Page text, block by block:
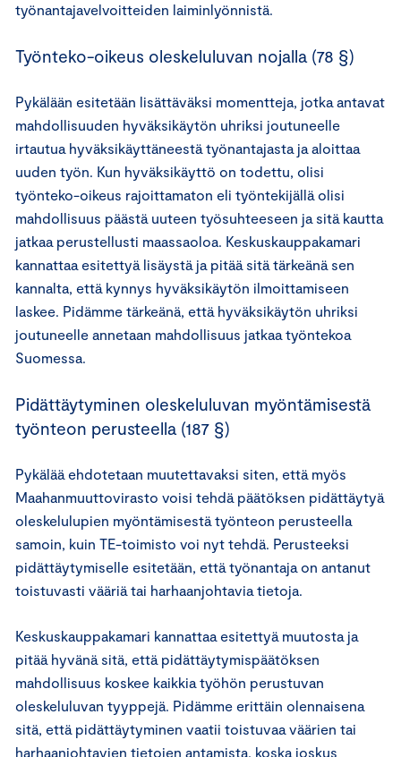
työnantajavelvoitteiden laiminlyönnistä.
Työnteko-oikeus oleskeluluvan nojalla (78 §)
Pykälään esitetään lisättäväksi momentteja, jotka antavat
mahdollisuuden hyväksikäytön uhriksi joutuneelle
irtautua hyväksikäyttäneestä työnantajasta ja aloittaa
uuden työn. Kun hyväksikäyttö on todettu, olisi
työnteko-oikeus rajoittamaton eli työntekijällä olisi
mahdollisuus päästä uuteen työsuhteeseen ja sitä kautta
jatkaa perustellusti maassaoloa. Keskuskauppakamari
kannattaa esitettyä lisäystä ja pitää sitä tärkeänä sen
kannalta, että kynnys hyväksikäytön ilmoittamiseen
laskee. Pidämme tärkeänä, että hyväksikäytön uhriksi
joutuneelle annetaan mahdollisuus jatkaa työntekoa
Suomessa.
Pidättäytyminen oleskeluluvan myöntämisestä
työnteon perusteella (187 §)
Pykälää ehdotetaan muutettavaksi siten, että myös
Maahanmuuttovirasto voisi tehdä päätöksen pidättäytyä
oleskelulupien myöntämisestä työnteon perusteella
samoin, kuin TE-toimisto voi nyt tehdä. Perusteeksi
pidättäytymiselle esitetään, että työnantaja on antanut
toistuvasti vääriä tai harhaanjohtavia tietoja.
Keskuskauppakamari kannattaa esitettyä muutosta ja
pitää hyvänä sitä, että pidättäytymispäätöksen
mahdollisuus koskee kaikkia työhön perustuvan
oleskeluluvan tyyppejä. Pidämme erittäin olennaisena
sitä, että pidättäytyminen vaatii toistuvaa väärien tai
harhaanjohtavien tietojen antamista, koska joskus